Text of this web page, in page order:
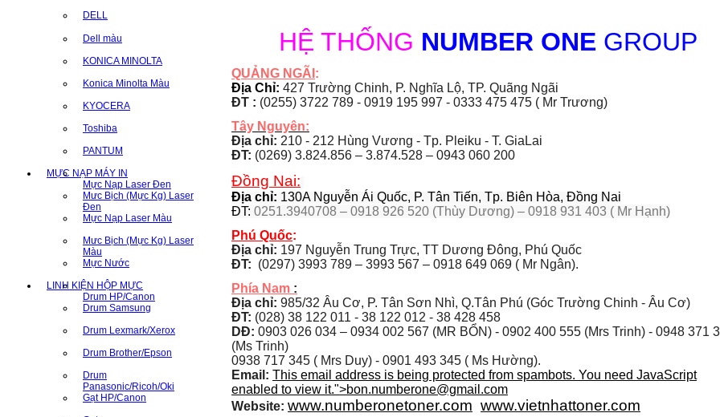
DELL
Dell màu
KONICA MINOLTA
Konica Minolta Màu
KYOCERA
Toshiba
PANTUM
MỰC NẠP MÁY IN
Mực Nạp Laser Đen
Mưc Bịch (Mực Kg) Laser
Đen
Mực Nạp Laser Màu
Mưc Bịch (Mực Kg) Laser
Màu
Mực Nước
LINH KIỆN HỘP MỰC
Drum HP/Canon
Drum Samsung
Drum Lexmark/Xerox
Drum Brother/Epson
Drum
Panasonic/Ricoh/Oki
Gạt HP/Canon
HỆ THỐNG NUMBER ONE GROUP
QUẢNG NGÃI :
Địa Chỉ: 427 Trường Chinh, P. Nghĩa Lộ, TP. Quãng Ngãi
ĐT : (0255) 3722 789 - 0919 195 997 - 0333 475 475 ( Mr Trương)
Tây Nguyên:
Địa chỉ: 210 - 212 Hùng Vương - Tp. Pleiku - T. GiaLai
ĐT: (0269) 3.824.856 – 3.874.528 – 0943 060 200
Đồng Nai:
Địa chỉ: 130A Nguyễn Ái Quốc, P. Tân Tiến, Tp. Biên Hòa, Đồng Nai
ĐT: 0251.3940708 – 0918 926 520 (Thùy Dương) – 0918 931 403 ( Mr Hạnh)
Phú Quốc:
Địa chỉ: 197 Nguyễn Trung Trực, TT Dương Đông, Phú Quốc
ĐT: (0297) 3993 789 – 3993 567 – 0918 649 069 ( Mr Ngân).
Phía Nam :
Địa chỉ: 985/32 Âu Cơ, P. Tân Sơn Nhì, Q.Tân Phú (Góc Trường Chinh - Âu Cơ)
ĐT: (028) 38 122 011 - 38 122 012 - 38 428 458
DĐ: 0903 026 034 – 0934 002 567 (MR BỔN) - 0902 400 555 (Mrs Trinh) - 0948 371
(Ms Trinh)
0938 717 345 ( Mrs Duy) - 0901 493 345 ( Ms Hường).
Email: This email address is being protected from spambots. You need JavaScript
enabled to view it.">bon.numberone@gmail.com
Website: www.numberonetoner.com www.vietnhattoner.com